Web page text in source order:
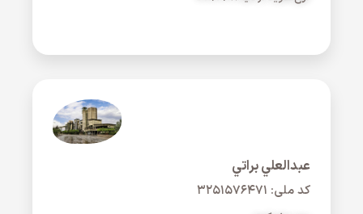
عبدالعلي براتي
کد ملی: ۳۲۵۱۵۷۶۴۷۱